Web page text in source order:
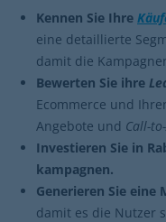
Kennen Sie Ihre
eine detaillierte
damit die
Bewerten Sie ihre
Ecommerce und
Angebote und Call-
Investieren Sie in
kampagnen.
Generieren Sie eine
damit es die Nutzer